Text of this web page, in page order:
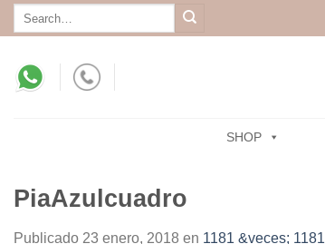
Skip
to
Search
SHOP
PiaAzulcuadro
Publicado 23 enero, 2018 en 1181 &veces; 1181